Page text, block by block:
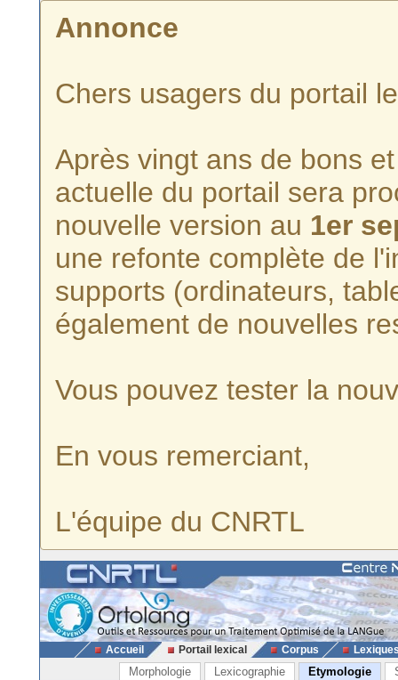
Annonce
Chers usagers du portail
Après vingt ans de bons
actuelle du portail sera
nouvelle version au 1er
une refonte complète de
supports (ordinateurs,
également de nouvelles
Vous pouvez tester la
En vous remerciant,
L'équipe du CNRTL
Accueil Portail lexical Corpus
Morphologie Lexicographie Etymologie